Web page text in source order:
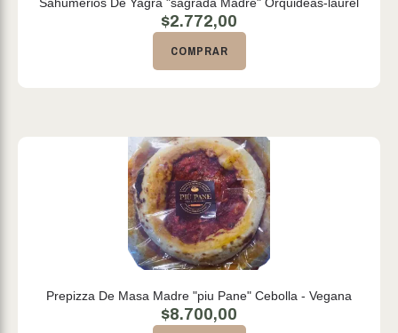
$2.772,00
COMPRAR
Prepizza De Masa Madre "piu Pane" Cebolla - Vegana
$8.700,00